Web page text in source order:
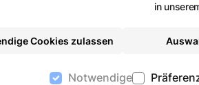
in
Cookies zulassen
Notwendige